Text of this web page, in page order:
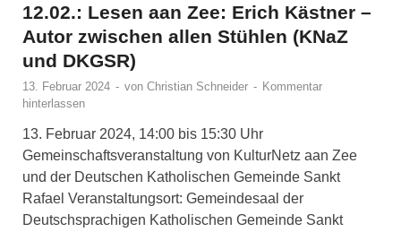
12.02.: Lesen aan Zee: Erich Kästner –
Autor zwischen allen Stühlen (KNaZ
und DKGSR)
13. Februar 2024 - von Christian Schneider - Kommentar
hinterlassen
13. Februar 2024, 14:00 bis 15:30 Uhr
Gemeinschaftsveranstaltung von KulturNetz aan Zee
und der Deutschen Katholischen Gemeinde Sankt
Rafael Veranstaltungsort: Gemeindesaal der
Deutschsprachigen Katholischen Gemeinde Sankt